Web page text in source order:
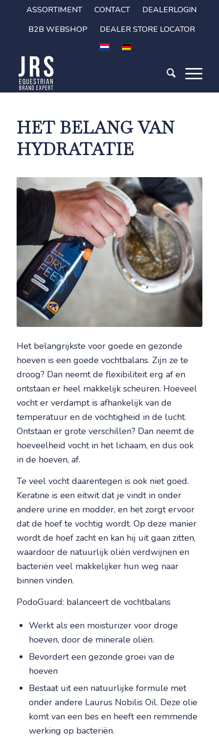
ASSORTIMENT CONTACT
DEALERLOGIN
B2B WEBSHOP
DEALER STORE LOCATOR
HET BELANG VAN
HYDRATATIE
Het belangrijkste voor goede en gezonde
hoeven is een goede vochtbalans. Zijn ze te
droog? Dan neemt de flexibiliteit erg af en
ontstaan er heel makkelijk scheuren. Hoeveel
vocht er verdampt is afhankelijk van de
temperatuur en de vochtigheid in de lucht.
Ontstaan er grote verschillen? Dan neemt de
hoeveelheid vocht in het lichaam, en dus ook
in de hoeven, af.
Te veel vocht daarentegen is ook niet goed.
Keratine is een eitwit dat je vindt in onder
andere urine en modder, en het zorgt ervoor
dat de hoef te vochtig wordt. Op deze manier
wordt de hoef zacht en kan hij uit gaan zitten,
waardoor de natuurlijk oliën verdwijnen en
bacteriën veel makkelijker hun weg naar
binnen vinden.
PodoGuard: balanceert de vochtbalans
Werkt als een moisturizer voor droge
hoeven, door de minerale oliën.
Bevordert een gezonde groei van de
hoeven
Bestaat uit een natuurlijke formule met
onder andere Laurus Nobilis Oil. Deze olie
komt van een bes en heeft een remmende
werking op bacteriën.